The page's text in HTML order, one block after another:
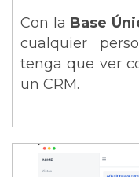
Con la Base
cualquier
tenga que ver
un CRM.